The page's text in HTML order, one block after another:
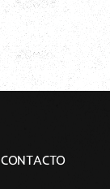
CONTACTO